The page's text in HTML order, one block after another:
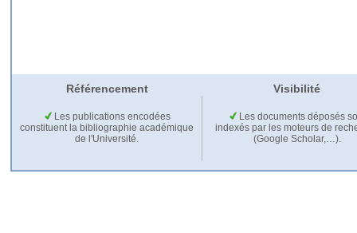
Référencement Visibilité
Les publications encodées
constituent la bibliographie académique
de l'Université.
Les documents déposés
indexés par les moteurs de
(Google Scholar,…).